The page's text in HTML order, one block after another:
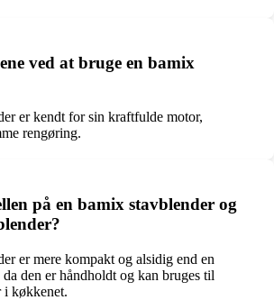
ved at bruge en bamix
er kendt for sin kraftfulde motor,
rengøring.
på en bamix stavblender og
er mere kompakt og alsidig end en
den er håndholdt og kan bruges til
i køkkenet.